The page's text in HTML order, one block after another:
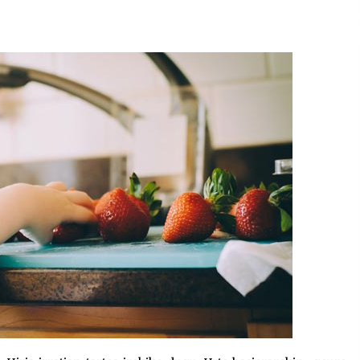
Larunbatean Plentziako Itsas
Martxa ospatuko da
2026/07/07
SOINUGELA: Paul McCartney eta
Ringo Starr-en lan berriak
2026/07/03